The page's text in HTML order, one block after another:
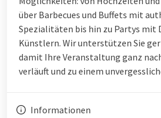
über Barbecues und Buffets mit
Spezialitäten bis hin zu Partys mit
Künstlern. Wir unterstützen Sie
damit Ihre Veranstaltung ganz
verläuft und zu einem
Informationen